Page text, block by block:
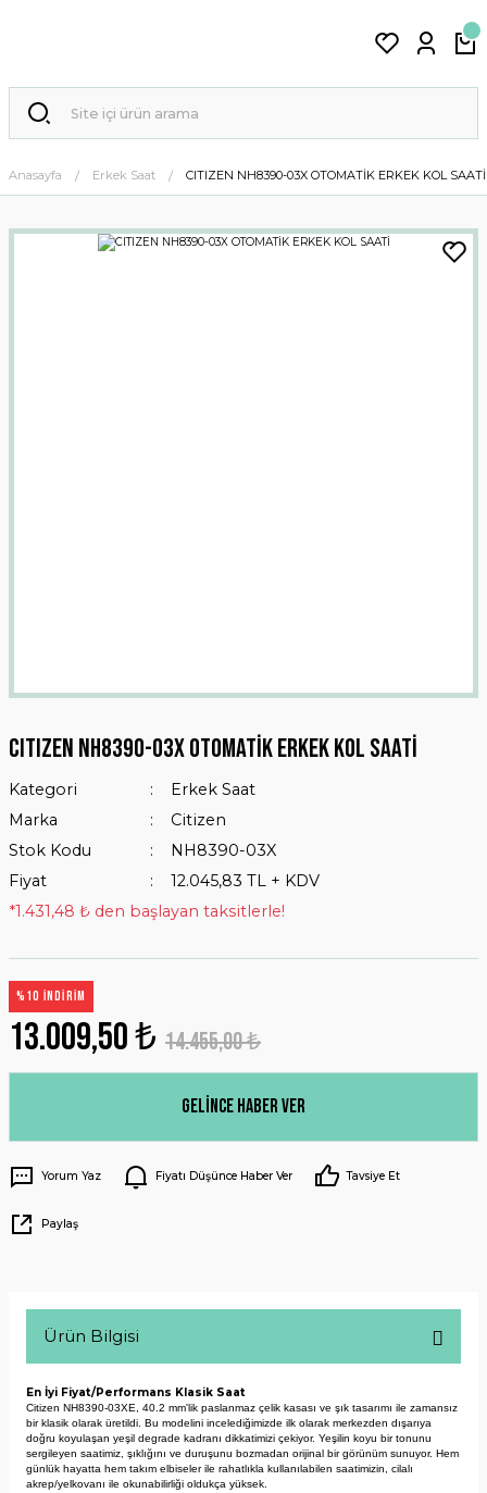
Anasayfa Erkek Saat CITIZEN NH8390-03X OTOMATİK ERKEK KOL SAATİ
CITIZEN NH8390-03X OTOMATİK ERKEK KOL SAATİ
Kategori
Erkek Saat
Marka
Citizen
Stok Kodu
NH8390-03X
Fiyat
12.045,83 TL + KDV
*1.431,48 ₺ den başlayan taksitlerle!
%10 İNDİRİM
13.009,50 ₺ 14.455,00 ₺
Gelince Haber Ver
Yorum Yaz Fiyatı Düşünce Haber Ver Tavsiye Et
Paylaş
Ürün Bilgisi
En İyi Fiyat/Performans Klasik Saat
Citizen NH8390-03XE, 40.2 mm'lik paslanmaz çelik kasası ve şık tasarımı ile zamansız
bir klasik olarak üretildi. Bu modelini incelediğimizde ilk olarak merkezden dışarıya
doğru koyulaşan yeşil degrade kadranı dikkatimizi çekiyor. Yeşilin koyu bir tonunu
sergileyen saatimiz, şıklığını ve duruşunu bozmadan orijinal bir görünüm sunuyor. Hem
günlük hayatta hem takım elbiseler ile rahatlıkla kullanılabilen saatimizin, cilalı
akrep/yelkovanı ile okunabilirliği oldukça yüksek.